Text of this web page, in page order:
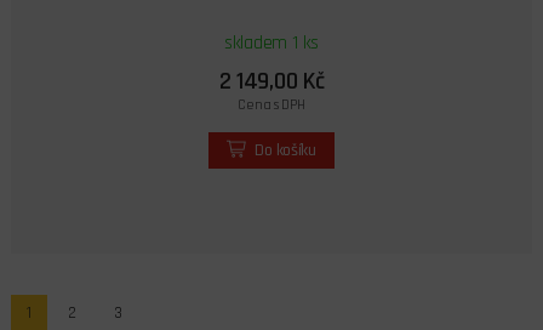
skladem 1 ks
2 149,00 Kč
Cena s DPH
Do košíku
1 2 3